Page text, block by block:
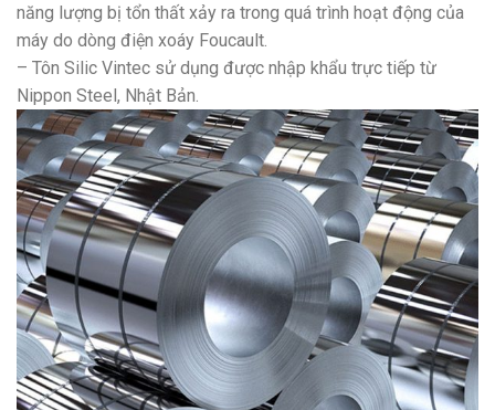
năng lượng bị tổn thất xảy ra trong quá trình hoạt động của
máy do dòng điện xoáy Foucault.
– Tôn Silic Vintec sử dụng được nhập khẩu trực tiếp từ
Nippon Steel, Nhật Bản.